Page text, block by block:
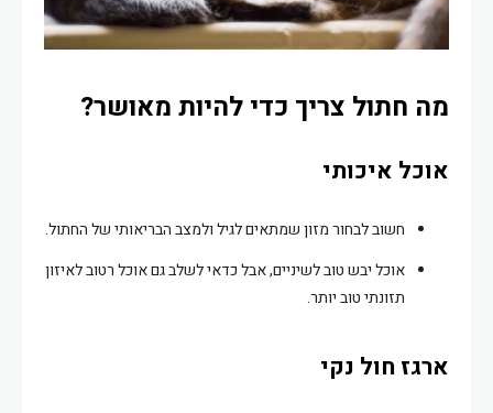
מה חתול צריך כדי להיות מאושר?
אוכל איכותי
חשוב לבחור מזון שמתאים לגיל ולמצב הבריאותי של החתול.
אוכל יבש טוב לשיניים, אבל כדאי לשלב גם אוכל רטוב לאיזון
תזונתי טוב יותר.
ארגז חול נקי